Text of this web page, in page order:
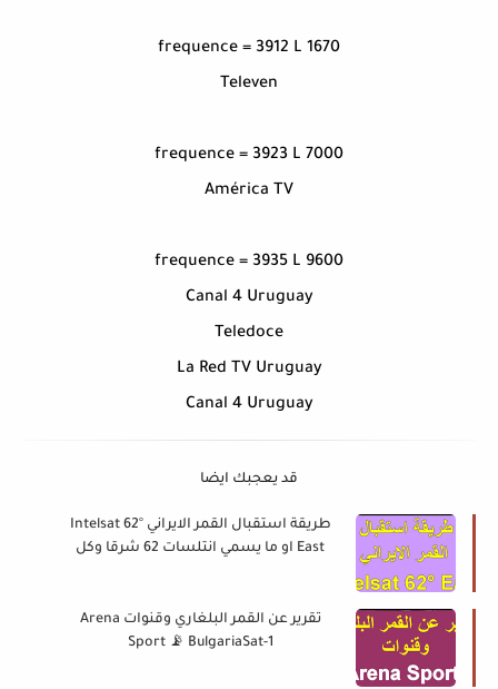
frequence = 3912 L 1670
Televen
frequence = 3923 L 7000
América TV
frequence = 3935 L 9600
Canal 4 Uruguay
Teledoce
La Red TV Uruguay
Canal 4 Uruguay
قد يعجبك ايضا
طريقة استقبال القمر الايراني Intelsat 62°
East او ما يسمي انتلسات 62​ شرقا وكل
تقرير عن القمر البلغاري وقنوات Arena
Sport 📡 BulgariaSat-1